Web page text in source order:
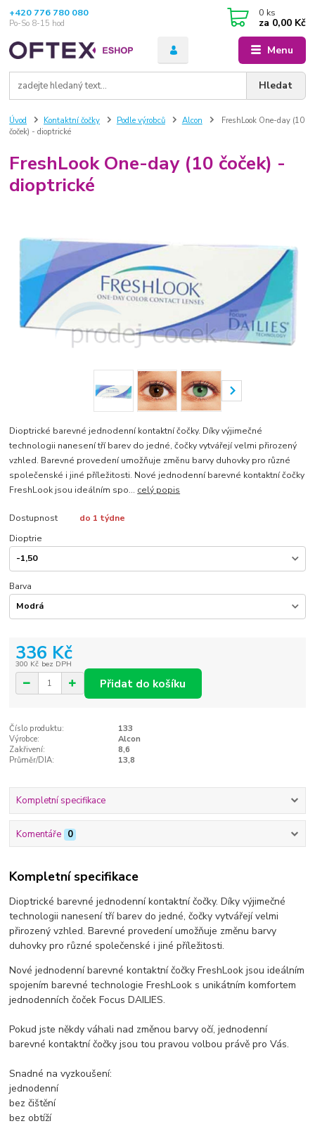
Menu
Hledat
+420 776 780 080
Po-So 8-15 hod
0 ks
za 0,00 Kč
Úvod Kontaktní čočky Podle výrobců Alcon
FreshLook One-day (10
čoček) - dioptrické
FreshLook One-day (10 čoček) -
dioptrické
Dioptrické barevné jednodenní kontaktní čočky. Díky výjimečné
technologii nanesení tří barev do jedné, čočky vytvářejí velmi přirozený
vzhled. Barevné provedení umožňuje změnu barvy duhovky pro různé
společenské i jiné příležitosti. Nové jednodenní barevné kontaktní čočky
FreshLook jsou ideálním spo... celý popis
Dostupnost
do 1 týdne
Dioptrie
Barva
336 Kč
300 Kč bez DPH
Přidat do košíku
Číslo produktu:
133
Výrobce:
Alcon
Zakřivení:
8,6
Průměr/DIA:
13,8
Kompletní specifikace
Komentáře 0
Kompletní specifikace
Dioptrické barevné jednodenní kontaktní čočky. Díky výjimečné
technologii nanesení tří barev do jedné, čočky vytvářejí velmi
přirozený vzhled. Barevné provedení umožňuje změnu barvy
duhovky pro různé společenské i jiné příležitosti.
Nové jednodenní barevné kontaktní čočky FreshLook jsou ideálním
spojením barevné technologie FreshLook s unikátním komfortem
jednodenních čoček Focus DAILIES.
Pokud jste někdy váhali nad změnou barvy očí, jednodenní
barevné kontaktní čočky jsou tou pravou volbou právě pro Vás.
Snadné na vyzkoušení:
jednodenní
bez čištění
bez obtíží